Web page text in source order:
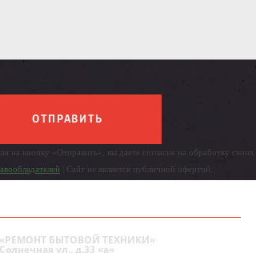
ОТПРАВИТЬ
на кнопку «Отправить», вы даете согласие на обработку своих
| Сайт не является публичной офертой.
БЫТОВОЙ ТЕХНИКИ»
ул., д.33 «а»